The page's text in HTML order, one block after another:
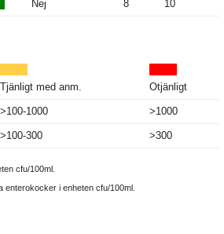
Nej 8 10
Tjänligt med anm. Otjänligt
>100-1000 >1000
>100-300 >300
cfu/100ml.
enterokocker i enheten cfu/100ml.